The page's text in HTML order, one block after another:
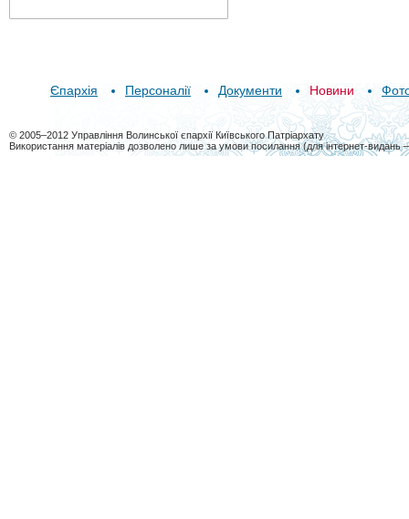
Єпархія Персоналії Документи Новини
© 2005–2012 Управління Волинської єпархії Київського Патріархату
Використання матеріалів дозволено лише за умови посилання (для інтернет-видань